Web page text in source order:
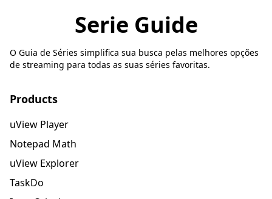
Serie Guide
O Guia de Séries simplifica sua busca pelas melhores opções
de streaming para todas as suas séries favoritas.
Products
uView Player
Notepad Math
uView Explorer
TaskDo